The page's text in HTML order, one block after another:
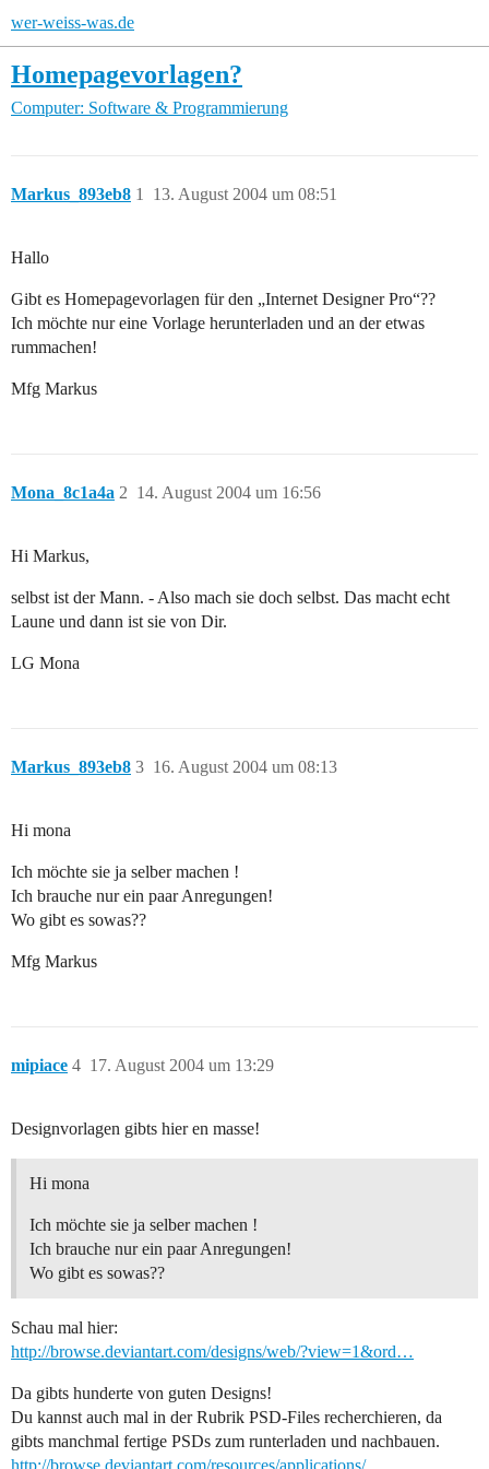
wer-weiss-was.de
Homepagevorlagen?
Computer: Software & Programmierung
Markus_893eb8 13. August 2004 um 08:51
1
Hallo
Gibt es Homepagevorlagen für den „Internet Designer Pro“??
Ich möchte nur eine Vorlage herunterladen und an der etwas
rummachen!
Mfg Markus
Mona_8c1a4a 14. August 2004 um 16:56
2
Hi Markus,
selbst ist der Mann. - Also mach sie doch selbst. Das macht echt
Laune und dann ist sie von Dir.
LG Mona
Markus_893eb8 16. August 2004 um 08:13
3
Hi mona
Ich möchte sie ja selber machen !
Ich brauche nur ein paar Anregungen!
Wo gibt es sowas??
Mfg Markus
mipiace 17. August 2004 um 13:29
4
Designvorlagen gibts hier en masse!
Hi mona
Ich möchte sie ja selber machen !
Ich brauche nur ein paar Anregungen!
Wo gibt es sowas??
Schau mal hier:
http://browse.deviantart.com/designs/web/?view=1&ord…
Da gibts hunderte von guten Designs!
Du kannst auch mal in der Rubrik PSD-Files recherchieren, da
gibts manchmal fertige PSDs zum runterladen und nachbauen.
http://browse.deviantart.com/resources/applications/…